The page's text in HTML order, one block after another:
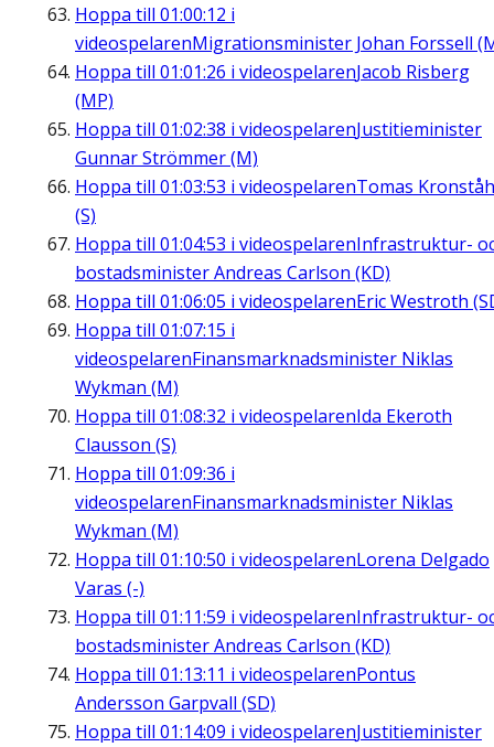
Hoppa till 01:00:12 i
videospelarenMigrationsminister Johan Forssell
Hoppa till 01:01:26 i videospelarenJacob Risberg
(MP)
Hoppa till 01:02:38 i videospelarenJustitieminister
Gunnar Strömmer (M)
Hoppa till 01:03:53 i videospelarenTomas
(S)
Hoppa till 01:04:53 i videospelarenInfrastruktur-
bostadsminister Andreas Carlson (KD)
Hoppa till 01:06:05 i videospelarenEric Westroth
Hoppa till 01:07:15 i
videospelarenFinansmarknadsminister Niklas
Wykman (M)
Hoppa till 01:08:32 i videospelarenIda Ekeroth
Clausson (S)
Hoppa till 01:09:36 i
videospelarenFinansmarknadsminister Niklas
Wykman (M)
Hoppa till 01:10:50 i videospelarenLorena Delgado
Varas (-)
Hoppa till 01:11:59 i videospelarenInfrastruktur-
bostadsminister Andreas Carlson (KD)
Hoppa till 01:13:11 i videospelarenPontus
Andersson Garpvall (SD)
Hoppa till 01:14:09 i videospelarenJustitieminister